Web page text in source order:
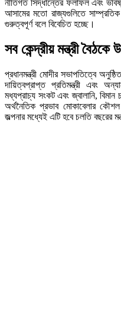
নীতিগত সিদ্ধান্তের ফলাফল এবং
আসামের মতো রাজ্যগুলিতে সাম্প্রতিক
গুরুত্বপূর্ণ বলে বিবেচিত হচ্ছে।
সব কেন্দ্রীয় মন্ত্রী
প্রধানমন্ত্রী মোদীর সভাপতিত্বে
দায়িত্বপ্রাপ্ত প্রতিমন্ত্রী এবং
মধ্যপ্রাচ্য সংকট এবং জ্বালানি,
অর্থনৈতিক প্রভাব মোকাবেলার
জল্পনার মধ্যেই এটি হবে চলতি বছরের